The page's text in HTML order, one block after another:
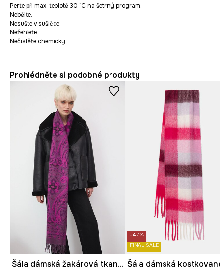
Perte při max. teplotě 30 °C na šetrný program.
Nebělte.
Nesušte v sušičce.
Nežehlete.
Nečistěte chemicky.
Prohlédněte si podobné produkty
Šála dámská žakárová tkanina, se vzorem
-47%
FINAL SALE
Šála dámská